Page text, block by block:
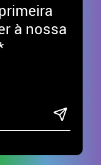
à nossa